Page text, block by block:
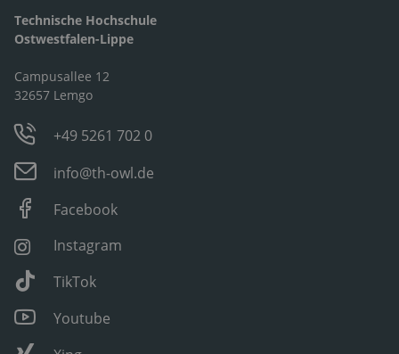
Technische Hochschule
Ostwestfalen-Lippe
Campusallee 12
32657 Lemgo
+49 5261 702 0
info@th-owl.de
Facebook
Instagram
TikTok
Youtube